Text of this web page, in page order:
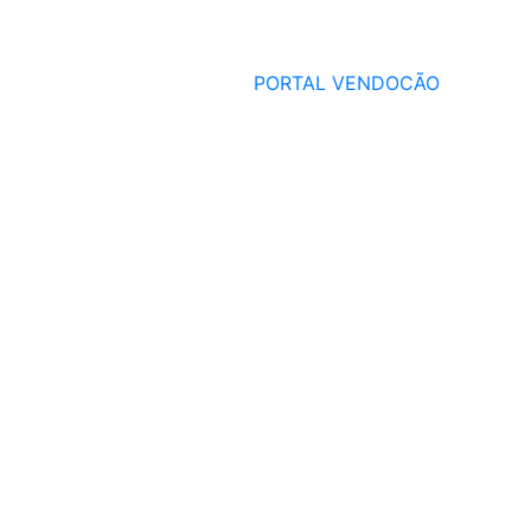
PORTAL VENDOCÃO